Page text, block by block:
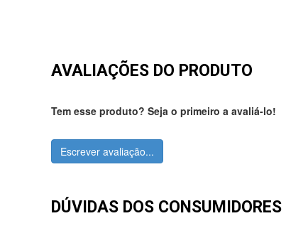
AVALIAÇÕES DO PRODUTO
Tem esse produto? Seja o primeiro a avaliá-lo!
Escrever avaliação...
DÚVIDAS DOS CONSUMIDORES